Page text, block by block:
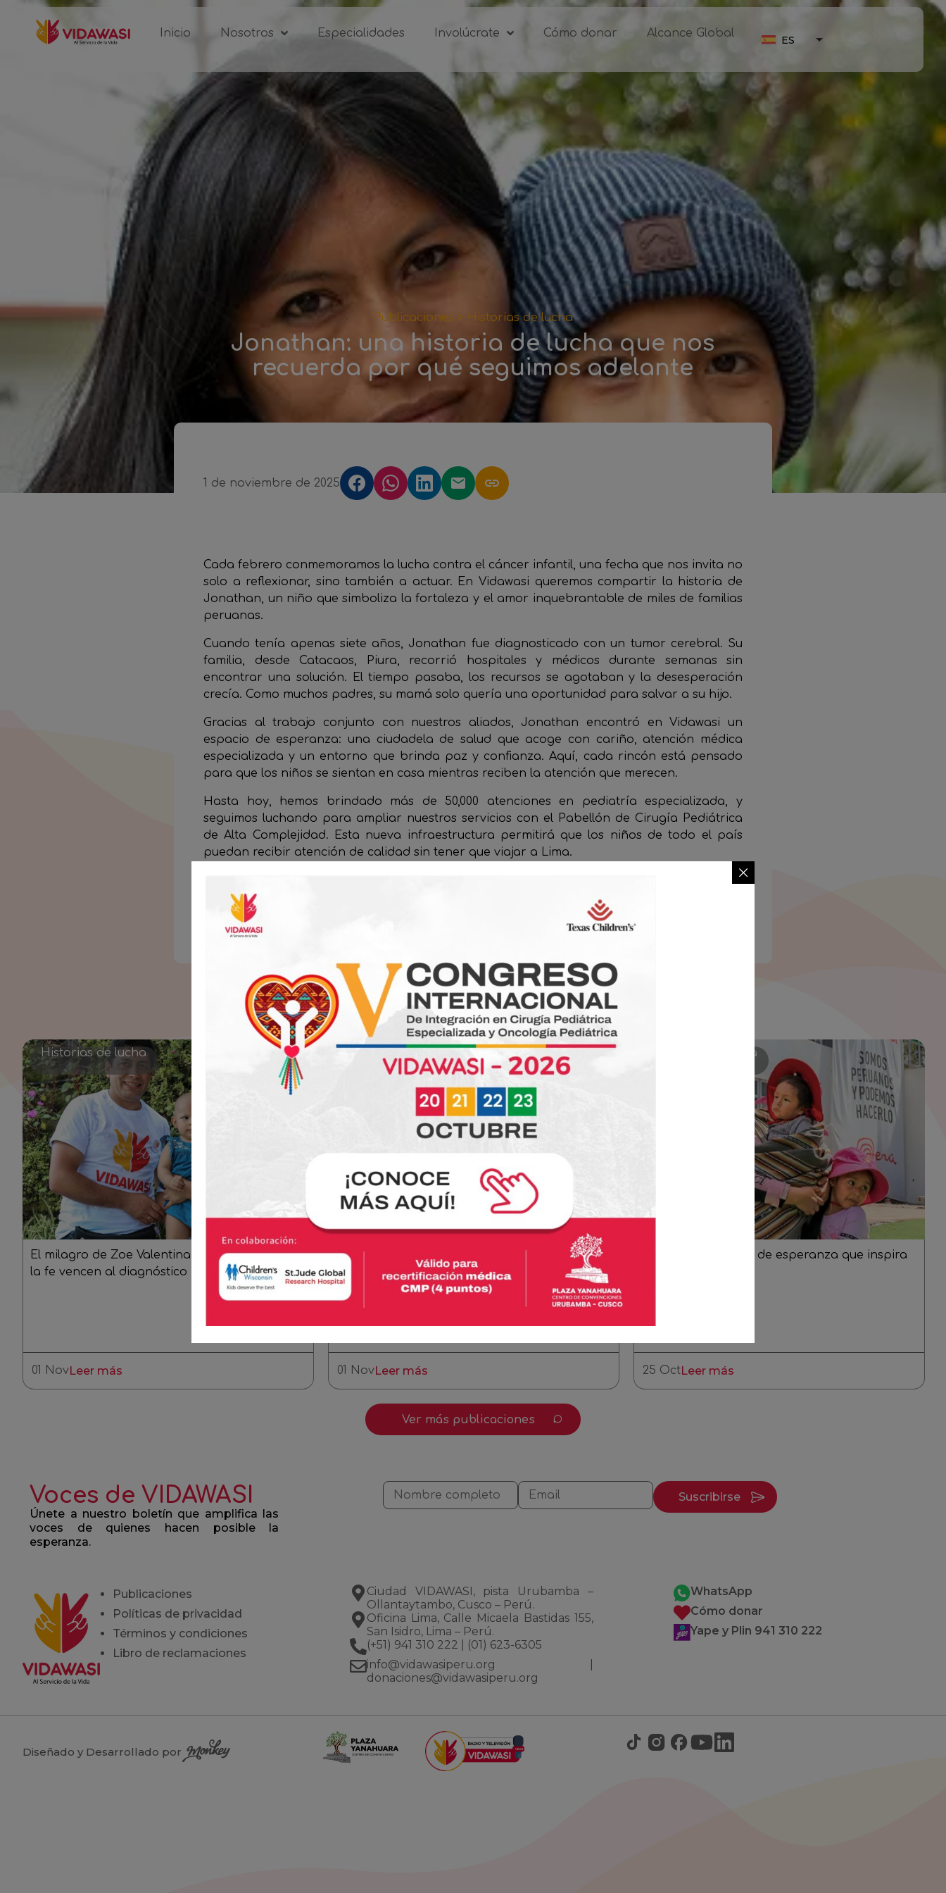
Inicio Nosotros Especialidades Involúcrate Cómo donar Alcance Global
ES
Publicaciones > Historias de lucha
Jonathan: una historia de lucha que nos
recuerda por qué seguimos adelante
1 de noviembre de 2025
Cada febrero conmemoramos la lucha contra el cáncer infantil, una fecha que nos invita no
solo a reflexionar, sino también a actuar. En Vidawasi queremos compartir la historia de
Jonathan, un niño que simboliza la fortaleza y el amor inquebrantable de miles de familias
peruanas.
Cuando tenía apenas siete años, Jonathan fue diagnosticado con un tumor cerebral. Su
familia, desde Catacaos, Piura, recorrió hospitales y médicos durante semanas sin
encontrar una solución. El tiempo pasaba, los recursos se agotaban y la desesperación
crecía. Como muchos padres, su mamá solo quería una oportunidad para salvar a su hijo.
Gracias al trabajo conjunto con nuestros aliados, Jonathan encontró en Vidawasi un
espacio de esperanza: una ciudadela de salud que acoge con cariño, atención médica
especializada y un entorno que brinda paz y confianza. Aquí, cada rincón está pensado
para que los niños se sientan en casa mientras reciben la atención que merecen.
Hasta hoy, hemos brindado más de 50,000 atenciones en pediatría especializada, y
seguimos luchando para ampliar nuestros servicios con el Pabellón de Cirugía Pediátrica
de Alta Complejidad. Esta nueva infraestructura permitirá que los niños de todo el país
puedan recibir atención de calidad sin tener que viajar a Lima.
Cada historia como la de Jonathan nos impulsa a seguir construyendo un Perú donde la
salud infantil sea un derecho, no un privilegio.
Súmate tú también a esta misión en
Publicaciones relacionadas
Historias de lucha
El milagro de Zoe Valentina: cuando el amor y
la fe vencen al diagnóstico
01 NovLeer más
Historias de lucha
Historia de Araceli
01 NovLeer más
Historias de lucha
Dafne: una historia de esperanza que inspira
25 OctLeer más
Ver más publicaciones
Voces de VIDAWASI
Únete a nuestro boletín que amplifica las
voces de quienes hacen posible la
esperanza.
Publicaciones
Políticas de privacidad
Términos y condiciones
Libro de reclamaciones
Ciudad VIDAWASI, pista Urubamba –
Ollantaytambo, Cusco – Perú.
Oficina Lima, Calle Micaela Bastidas 155,
San Isidro, Lima – Perú.
(+51) 941 310 222
(01) 623-6305
info@vidawasiperu.org
donaciones@vidawasiperu.org
WhatsApp
Cómo donar
Yape y Plin 941 310 222
Diseñado y Desarrollado por